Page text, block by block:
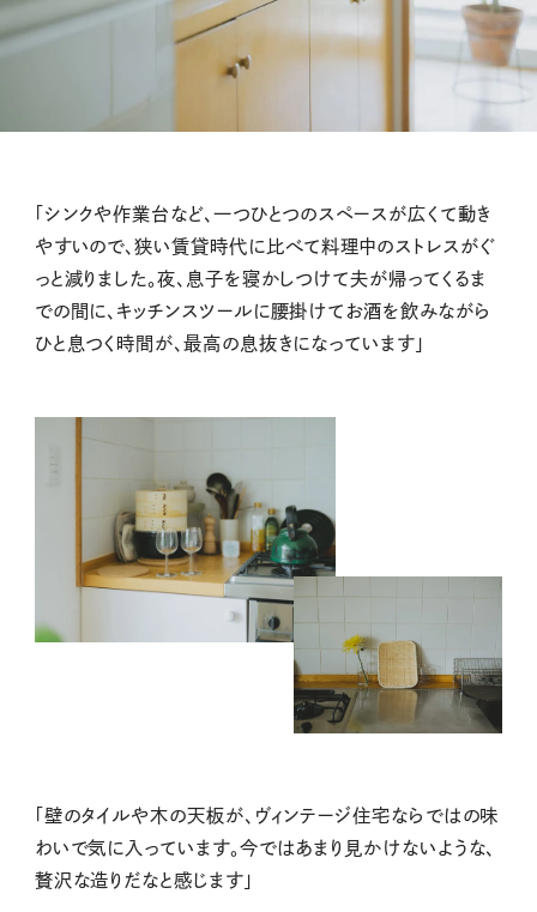
「シンクや作業台など、一つひとつのスペースが広くて動き
やすいので、狭い賃貸時代に比べて料理中のストレスがぐ
っと減りました。夜、息子を寝かしつけて夫が帰ってくるま
での間に、キッチンスツールに腰掛けてお酒を飲みながら
ひと息つく時間が、最高の息抜きになっています」
「壁のタイルや木の天板が、ヴィンテージ住宅ならではの味
わいで気に入っています。今ではあまり見かけないような、
贅沢な造りだなと感じます」